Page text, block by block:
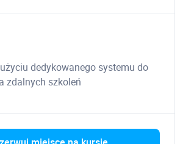
dedykowanego systemu do
zdalnych szkoleń